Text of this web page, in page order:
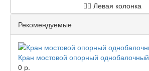
Левая колонка
Рекомендуемые
Кран мостовой опорный однобалочный
0 р.